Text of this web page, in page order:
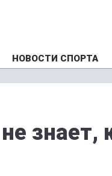
НОВОСТИ СПОРТА
знает,